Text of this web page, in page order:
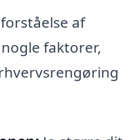
af
faktorer,